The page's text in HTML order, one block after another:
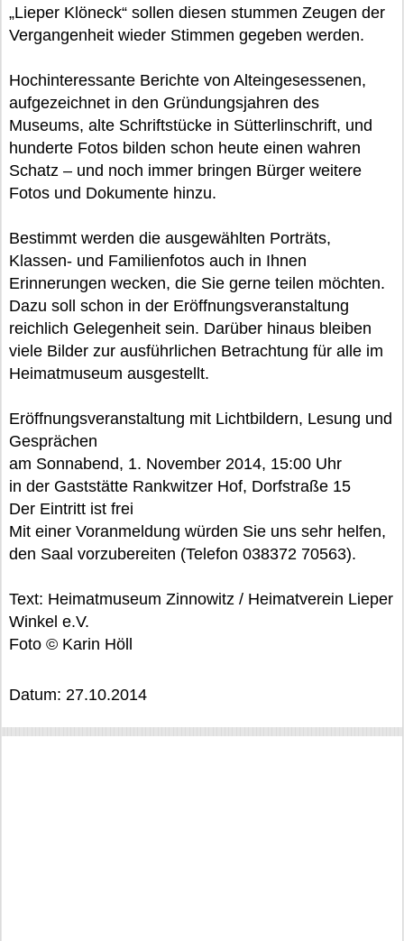
„Lieper Klöneck“ sollen diesen stummen Zeugen der
Vergangenheit wieder Stimmen gegeben werden.
Hochinteressante Berichte von Alteingesessenen,
aufgezeichnet in den Gründungsjahren des
Museums, alte Schriftstücke in Sütterlinschrift, und
hunderte Fotos bilden schon heute einen wahren
Schatz – und noch immer bringen Bürger weitere
Fotos und Dokumente hinzu.
Bestimmt werden die ausgewählten Porträts,
Klassen- und Familienfotos auch in Ihnen
Erinnerungen wecken, die Sie gerne teilen möchten.
Dazu soll schon in der Eröffnungsveranstaltung
reichlich Gelegenheit sein. Darüber hinaus bleiben
viele Bilder zur ausführlichen Betrachtung für alle im
Heimatmuseum ausgestellt.
Eröffnungsveranstaltung mit Lichtbildern, Lesung und
Gesprächen
am Sonnabend, 1. November 2014, 15:00 Uhr
in der Gaststätte Rankwitzer Hof, Dorfstraße 15
Der Eintritt ist frei
Mit einer Voranmeldung würden Sie uns sehr helfen,
den Saal vorzubereiten (Telefon 038372 70563).
Text: Heimatmuseum Zinnowitz / Heimatverein Lieper
Winkel e.V.
Foto © Karin Höll
Datum: 27.10.2014